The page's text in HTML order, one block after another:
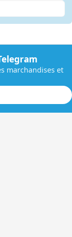
marchandises et